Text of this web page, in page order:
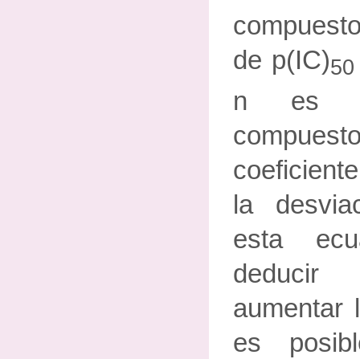
de p(IC)50
n es
la
esta
aumentar
es